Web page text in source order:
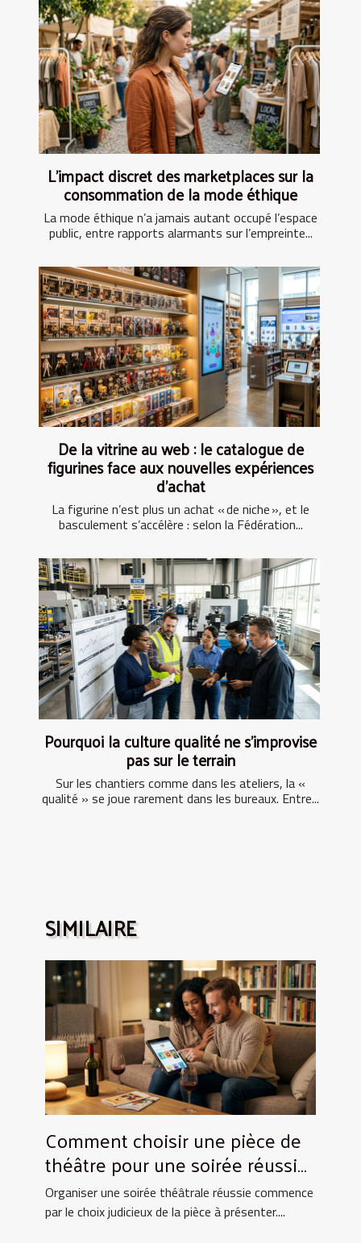
L’impact discret des marketplaces sur la
consommation de la mode éthique
La mode éthique n’a jamais autant occupé l’espace
public, entre rapports alarmants sur l’empreinte...
De la vitrine au web : le catalogue de
figurines face aux nouvelles expériences
d’achat
La figurine n’est plus un achat « de niche », et le
basculement s’accélère : selon la Fédération...
Pourquoi la culture qualité ne s’improvise
pas sur le terrain
Sur les chantiers comme dans les ateliers, la «
qualité » se joue rarement dans les bureaux. Entre...
SIMILAIRE
Comment choisir une pièce de
théâtre pour une soirée réussie
?
Organiser une soirée théâtrale réussie commence
par le choix judicieux de la pièce à présenter....